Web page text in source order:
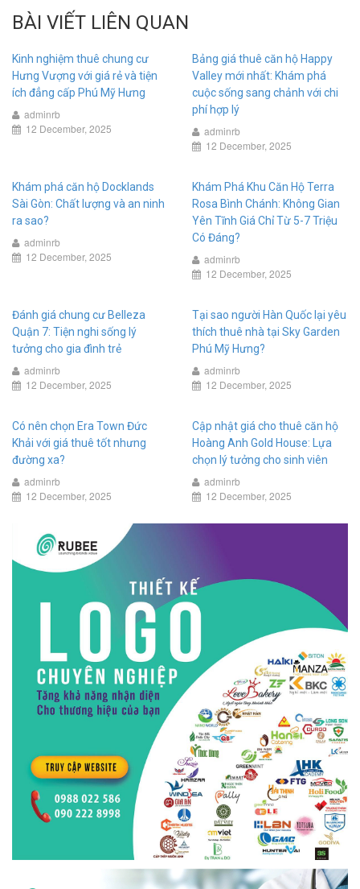
BÀI VIẾT LIÊN QUAN
Kinh nghiệm thuê chung cư
Hưng Vượng với giá rẻ và tiện
ích đẳng cấp Phú Mỹ Hưng
adminrb
12 December, 2025
Bảng giá thuê căn hộ Happy
Valley mới nhất: Khám phá
cuộc sống sang chảnh với chi
phí hợp lý
adminrb
12 December, 2025
Khám phá căn hộ Docklands
Sài Gòn: Chất lượng và an ninh
ra sao?
adminrb
12 December, 2025
Khám Phá Khu Căn Hộ Terra
Rosa Bình Chánh: Không Gian
Yên Tĩnh Giá Chỉ Từ 5-7 Triệu
Có Đáng?
adminrb
12 December, 2025
Đánh giá chung cư Belleza
Quận 7: Tiện nghi sống lý
tưởng cho gia đình trẻ
adminrb
12 December, 2025
Tại sao người Hàn Quốc lại yêu
thích thuê nhà tại Sky Garden
Phú Mỹ Hưng?
adminrb
12 December, 2025
Có nên chọn Era Town Đức
Khải với giá thuê tốt nhưng
đường xa?
adminrb
12 December, 2025
Cập nhật giá cho thuê căn hộ
Hoàng Anh Gold House: Lựa
chọn lý tưởng cho sinh viên
adminrb
12 December, 2025